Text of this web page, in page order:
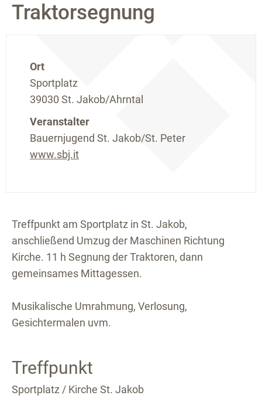
Traktorsegnung
Treffpunkt am Sportplatz in St. Jakob,
anschließend Umzug der Maschinen Richtung
Kirche. 11 h Segnung der Traktoren, dann
gemeinsames Mittagessen.
Musikalische Umrahmung, Verlosung,
Gesichtermalen uvm.
Treffpunkt
Sportplatz / Kirche St. Jakob
Ort
Sportplatz
39030 St. Jakob/Ahrntal
Veranstalter
Bauernjugend St. Jakob/St. Peter
www.sbj.it